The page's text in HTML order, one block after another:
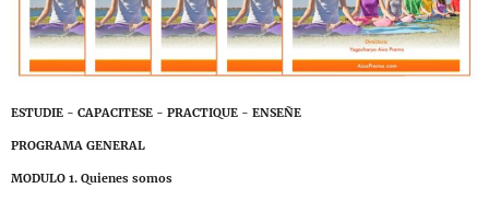
ESTUDIE - CAPACITESE - PRACTIQUE - ENSEÑE
PROGRAMA GENERAL
MODULO 1. Quienes somos